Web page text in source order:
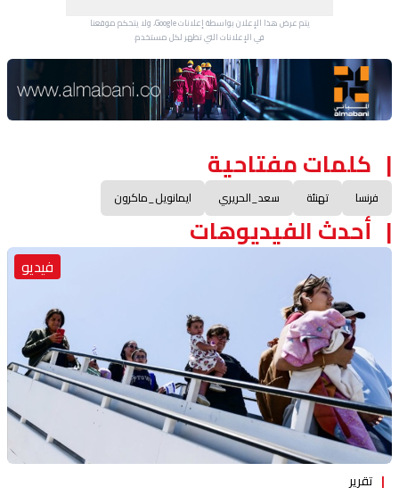
يتم عرض هذا الإعلان بواسطة إعلانات Google، ولا يتحكم موقعنا
في الإعلانات التي تظهر لكل مستخدم.
Advertisement Section
كلمات مفتاحية
فرنسا تهنئة سعد_الحريري ايمانويل_ماكرون
أحدث الفيديوهات
فيديو
تقرير